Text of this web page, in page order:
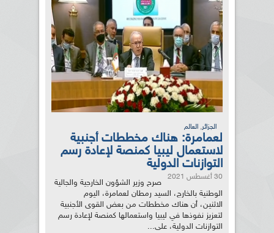
الجزائر, العالم
لعمامرة: هناك مخططات أجنبية
لاستعمال ليبيا كمنصة لإعادة رسم
التوازنات الدولية
30 أغسطس 2021
صرح وزير الشؤون الخارجية والجالية
الوطنية بالخارج، السيد رمطان لعمامرة، اليوم
الاثنين، أن هناك مخططات من بعض القوى الأجنبية
لتعزيز نفوذها في ليبيا واستعمالها كمنصة لإعادة رسم
التوازنات الدولية، على...